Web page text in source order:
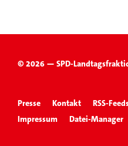
© 2026 — SPD-
Presse Kontakt RSS-
Impressum
Datei-Manager